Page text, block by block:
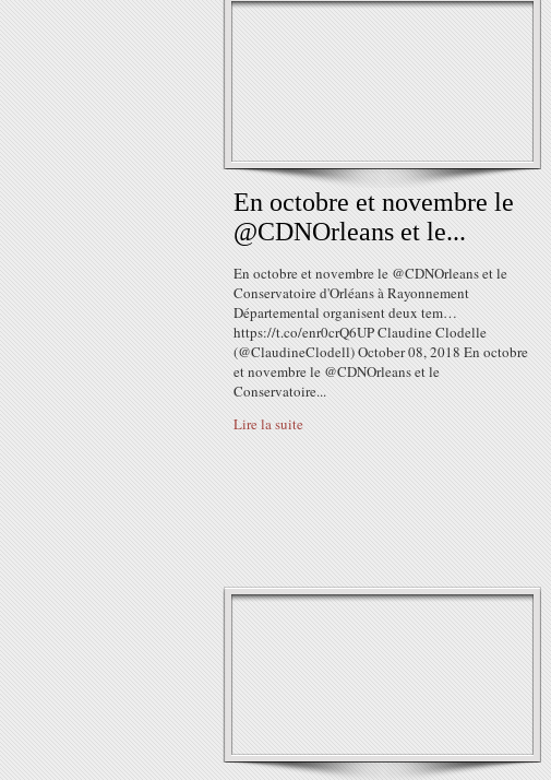
En octobre et novembre le
@CDNOrleans et le...
En octobre et novembre le @CDNOrleans et le
Conservatoire d'Orléans à Rayonnement
Départemental organisent deux tem…
https://t.co/enr0crQ6UP Claudine Clodelle
(@ClaudineClodell) October 08, 2018 En octobre
et novembre le @CDNOrleans et le
Conservatoire...
Lire la suite